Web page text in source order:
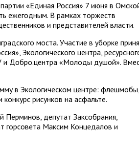
«Единая Россия» 7 июня в
ежегодным. В рамках торжеств
и представителей власти.
моста. Участие в уборке
Экологического центра,
и Добро.центра «Молоды душой».
в Экологическом центре: флешмобы,
рисунков на асфальте.
Перминов, депутат Заксобрания,
горсовета Максим Концедалов и